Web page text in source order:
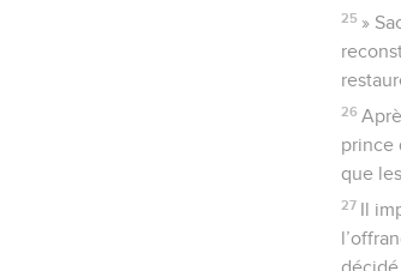
25 »
26
prince
que
27
Il